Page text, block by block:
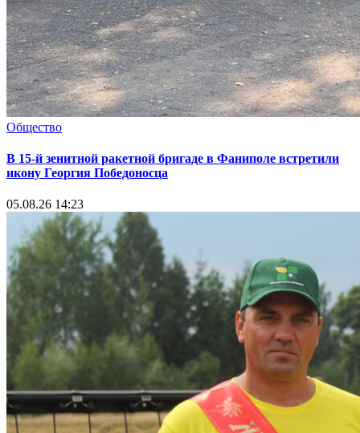
Общество
В 15-й зенитной ракетной бригаде в Фаниполе встретили
икону Георгия Победоносца
05.08.26 14:23